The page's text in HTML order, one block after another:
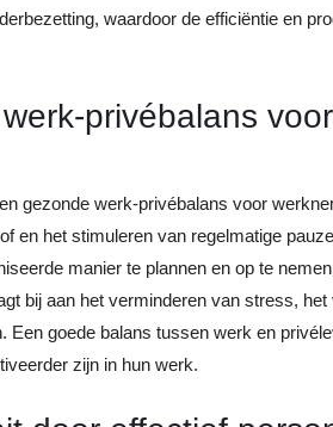
waardoor de efficiëntie en
privébalans voor
gezonde werk-privébalans voor
en het stimuleren van regelmatige
manier te plannen en op te
bij aan het verminderen van stress,
Een goede balans tussen werk en
zijn in hun werk.